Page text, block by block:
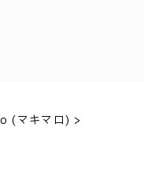
(マキマロ) >